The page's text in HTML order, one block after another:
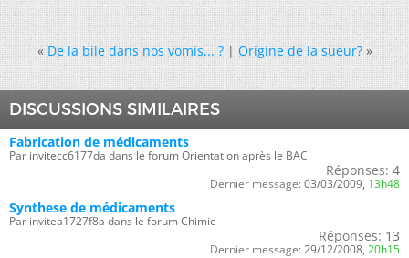
« De la bile dans nos vomis... ?|Origine de la sueur? »
DISCUSSIONS SIMILAIRES
Fabrication de médicaments
Par invitecc6177da dans le forum Orientation après le BAC
Réponses: 4
Dernier message: 03/03/2009, 13h48
Synthese de médicaments
Par invitea1727f8a dans le forum Chimie
Réponses: 13
Dernier message: 29/12/2008, 20h15